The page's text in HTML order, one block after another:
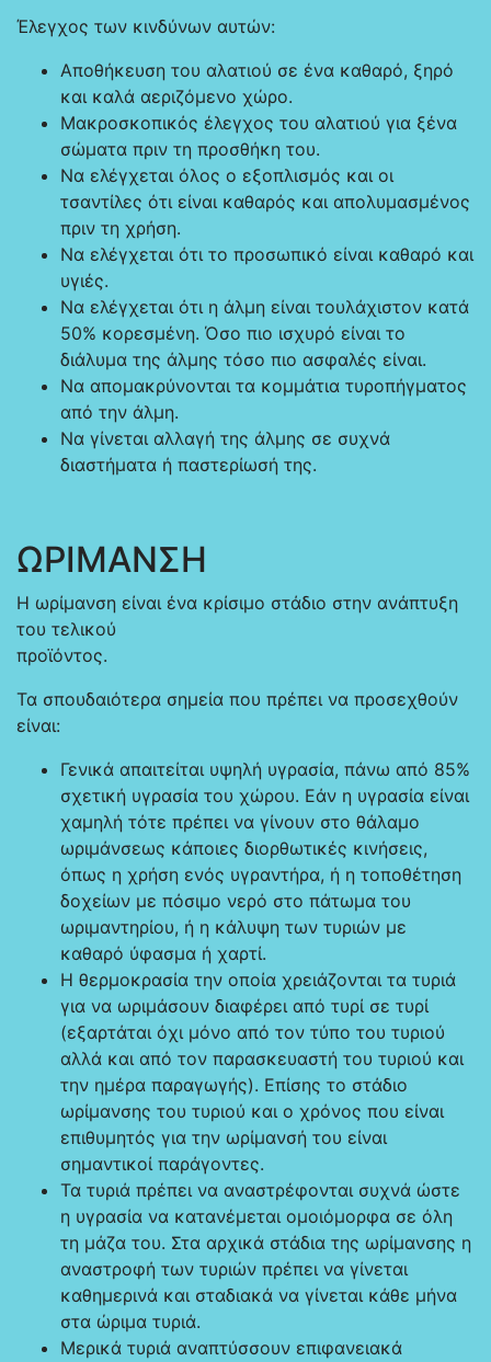
Έλεγχος των κινδύνων αυτών:
Αποθήκευση του αλατιού σε ένα καθαρό, ξηρό
και καλά αεριζόμενο χώρο.
Μακροσκοπικός έλεγχος του αλατιού για ξένα
σώματα πριν τη προσθήκη του.
Να ελέγχεται όλος ο εξοπλισμός και οι
τσαντίλες ότι είναι καθαρός και απολυμασμένος
πριν τη χρήση.
Να ελέγχεται ότι το προσωπικό είναι καθαρό και
υγιές.
Να ελέγχεται ότι η άλμη είναι τουλάχιστον κατά
50% κορεσμένη. Όσο πιο ισχυρό είναι το
διάλυμα της άλμης τόσο πιο ασφαλές είναι.
Να απομακρύνονται τα κομμάτια τυροπήγματος
από την άλμη.
Να γίνεται αλλαγή της άλμης σε συχνά
διαστήματα ή παστερίωσή της.
ΩΡΙΜΑΝΣΗ
Η ωρίμανση είναι ένα κρίσιμο στάδιο στην ανάπτυξη
του τελικού
προϊόντος.
Τα σπουδαιότερα σημεία που πρέπει να προσεχθούν
είναι:
Γενικά απαιτείται υψηλή υγρασία, πάνω από 85%
σχετική υγρασία του χώρου. Εάν η υγρασία είναι
χαμηλή τότε πρέπει να γίνουν στο θάλαμο
ωριμάνσεως κάποιες διορθωτικές κινήσεις,
όπως η χρήση ενός υγραντήρα, ή η τοποθέτηση
δοχείων με πόσιμο νερό στο πάτωμα του
ωριμαντηρίου, ή η κάλυψη των τυριών με
καθαρό ύφασμα ή χαρτί.
Η θερμοκρασία την οποία χρειάζονται τα τυριά
για να ωριμάσουν διαφέρει από τυρί σε τυρί
(εξαρτάται όχι μόνο από τον τύπο του τυριού
αλλά και από τον παρασκευαστή του τυριού και
την ημέρα παραγωγής). Επίσης το στάδιο
ωρίμανσης του τυριού και ο χρόνος που είναι
επιθυμητός για την ωρίμανσή του είναι
σημαντικοί παράγοντες.
Τα τυριά πρέπει να αναστρέφονται συχνά ώστε
η υγρασία να κατανέμεται ομοιόμορφα σε όλη
τη μάζα του. Στα αρχικά στάδια της ωρίμανσης η
αναστροφή των τυριών πρέπει να γίνεται
καθημερινά και σταδιακά να γίνεται κάθε μήνα
στα ώριμα τυριά.
Μερικά τυριά αναπτύσσουν επιφανειακά